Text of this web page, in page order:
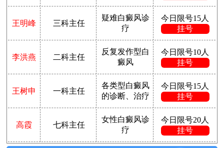
王明峰 三科主任
疑难白癜风诊
疗
今日限号15人
挂号
李洪燕 二科主任
反复发作型白
癜风
今日限号10人
挂号
王树申 一科主任
各类型白癜风
的诊断、治疗
今日限号15人
挂号
高霞 七科主任
女性白癜风诊
疗
今日限号20人
挂号